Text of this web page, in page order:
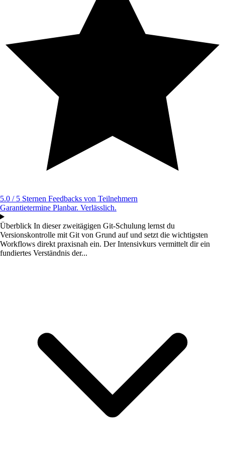
5.0 / 5 Sternen Feedbacks von Teilnehmern
Garantietermine Planbar. Verlässlich.
Überblick In dieser zweitägigen Git-Schulung lernst du
Versionskontrolle mit Git von Grund auf und setzt die wichtigsten
Workflows direkt praxisnah ein. Der Intensivkurs vermittelt dir ein
fundiertes Verständnis der...